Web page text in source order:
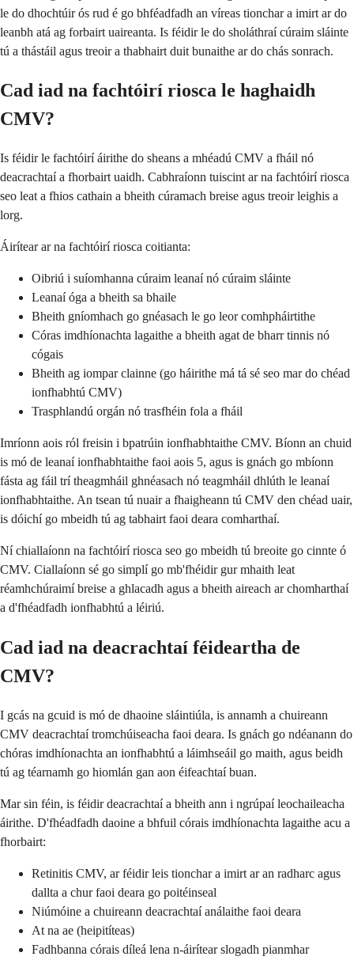
le do dhochtúir ós rud é go bhféadfadh an víreas tionchar a imirt ar do
leanbh atá ag forbairt uaireanta. Is féidir le do sholáthraí cúraim sláinte
tú a thástáil agus treoir a thabhairt duit bunaithe ar do chás sonrach.
Cad iad na fachtóirí riosca le haghaidh
CMV?
Is féidir le fachtóirí áirithe do sheans a mhéadú CMV a fháil nó
deacrachtaí a fhorbairt uaidh. Cabhraíonn tuiscint ar na fachtóirí riosca
seo leat a fhios cathain a bheith cúramach breise agus treoir leighis a
lorg.
Áirítear ar na fachtóirí riosca coitianta:
Oibriú i suíomhanna cúraim leanaí nó cúraim sláinte
Leanaí óga a bheith sa bhaile
Bheith gníomhach go gnéasach le go leor comhpháirtithe
Córas imdhíonachta lagaithe a bheith agat de bharr tinnis nó
cógais
Bheith ag iompar clainne (go háirithe má tá sé seo mar do chéad
ionfhabhtú CMV)
Trasphlandú orgán nó trasfhéin fola a fháil
Imríonn aois ról freisin i bpatrúin ionfhabhtaithe CMV. Bíonn an chuid
is mó de leanaí ionfhabhtaithe faoi aois 5, agus is gnách go mbíonn
fásta ag fáil trí theagmháil ghnéasach nó teagmháil dhlúth le leanaí
ionfhabhtaithe. An tsean tú nuair a fhaigheann tú CMV den chéad uair,
is dóichí go mbeidh tú ag tabhairt faoi deara comharthaí.
Ní chiallaíonn na fachtóirí riosca seo go mbeidh tú breoite go cinnte ó
CMV. Ciallaíonn sé go simplí go mb'fhéidir gur mhaith leat
réamhchúraimí breise a ghlacadh agus a bheith aireach ar chomharthaí
a d'fhéadfadh ionfhabhtú a léiriú.
Cad iad na deacrachtaí féideartha de
CMV?
I gcás na gcuid is mó de dhaoine sláintiúla, is annamh a chuireann
CMV deacrachtaí tromchúiseacha faoi deara. Is gnách go ndéanann do
chóras imdhíonachta an ionfhabhtú a láimhseáil go maith, agus beidh
tú ag téarnamh go hiomlán gan aon éifeachtaí buan.
Mar sin féin, is féidir deacrachtaí a bheith ann i ngrúpaí leochaileacha
áirithe. D'fhéadfadh daoine a bhfuil córais imdhíonachta lagaithe acu a
fhorbairt:
Retinitis CMV, ar féidir leis tionchar a imirt ar an radharc agus
dallta a chur faoi deara go poitéinseal
Niúmóine a chuireann deacrachtaí análaithe faoi deara
At na ae (heipitíteas)
Fadhbanna córais díleá lena n-áirítear slogadh pianmhar